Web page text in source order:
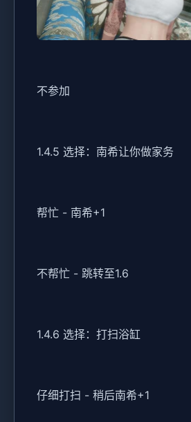
不参加
1.4.5 选择：南希让你做家务
帮忙 - 南希+1
不帮忙 - 跳转至1.6
1.4.6 选择：打扫浴缸
仔细打扫 - 稍后南希+1